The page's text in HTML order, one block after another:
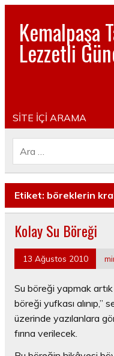
Kemalpaşa
Lezzetli
Pratik, lezzetli,
SİTE İÇİ ARAMA
Etiket: böreklerin
Kolay Su Böreği
13 Ağustos 2010
Su böreği yapmak
böreği yufkası
üzerinde yazılanlara
fırına verilecek.